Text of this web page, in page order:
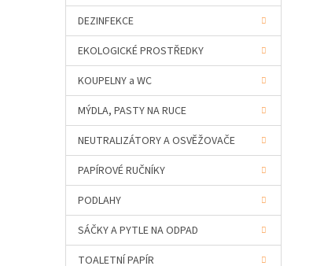
l
DEZINFEKCE
EKOLOGICKÉ PROSTŘEDKY
KOUPELNY a WC
MÝDLA, PASTY NA RUCE
NEUTRALIZÁTORY A OSVĚŽOVAČE
PAPÍROVÉ RUČNÍKY
PODLAHY
SÁČKY A PYTLE NA ODPAD
TOALETNÍ PAPÍR